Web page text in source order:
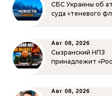
СБС Украины об
суда «теневого
Авг 08, 2026
Сызранский НПЗ
принадлежит
Авг 08, 2026